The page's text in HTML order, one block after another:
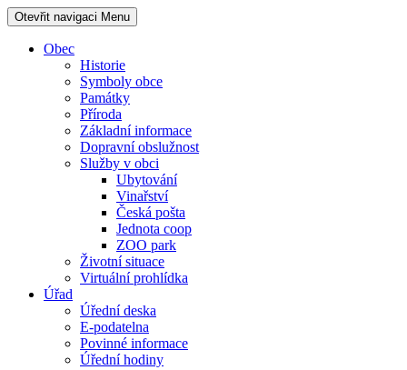
Otevřit navigaci Menu
Obec
Historie
Symboly obce
Památky
Příroda
Základní informace
Dopravní obslužnost
Služby v obci
Ubytování
Vinařství
Česká pošta
Jednota coop
ZOO park
Životní situace
Virtuální prohlídka
Úřad
Úřední deska
E-podatelna
Povinné informace
Úřední hodiny